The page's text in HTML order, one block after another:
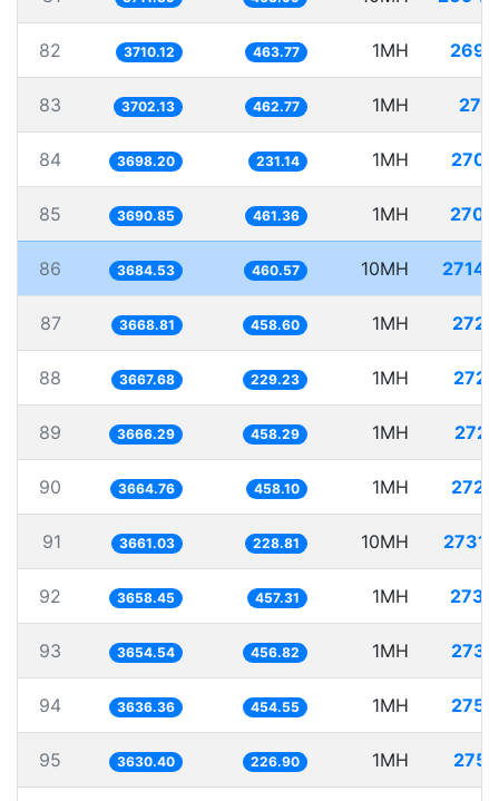
82 3710.12 463.77 1MH
83 3702.13 462.77 1MH
84 3698.20 231.14 1MH
85 3690.85 461.36 1MH
86 3684.53 460.57 10MH
87 3668.81 458.60 1MH
88 3667.68 229.23 1MH
89 3666.29 458.29 1MH
90 3664.76 458.10 1MH
91 3661.03 228.81 10MH
92 3658.45 457.31 1MH
93 3654.54 456.82 1MH
94 3636.36 454.55 1MH
95 3630.40 226.90 1MH